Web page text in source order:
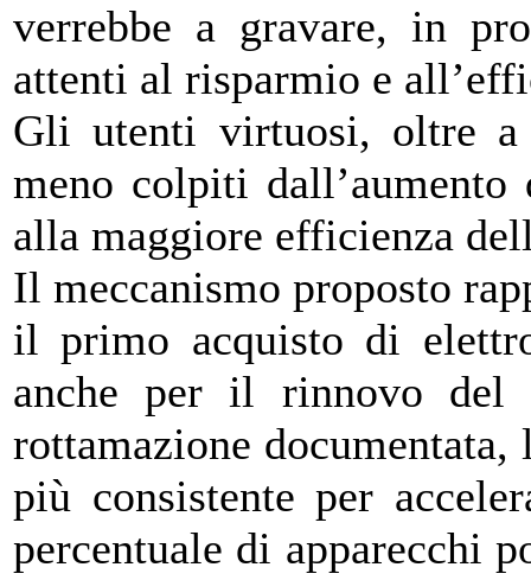
verrebbe a gravare, in
attenti al risparmio e
Gli utenti virtuosi, oltre a
meno colpiti
alla maggiore efficienza
Il meccanismo proposto
il primo acquisto di
anche per il rinnovo
rottamazione documentata,
più consistente per
percentuale di apparecchi